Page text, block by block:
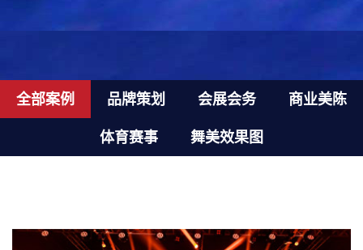
全部案例 品牌策划 会展会务 商业美陈
体育赛事 舞美效果图